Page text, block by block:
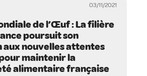
03/11/2021
de l’Œuf : La filière
poursuit son
nouvelles attentes
maintenir la
alimentaire française